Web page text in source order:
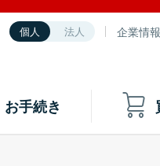
個人 法人 企業情報
手続き